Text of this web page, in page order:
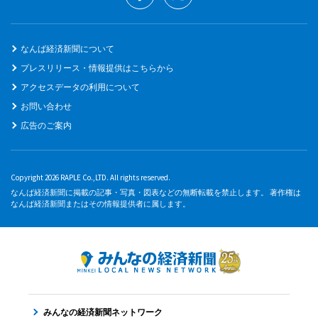
なんば経済新聞について
プレスリリース・情報提供はこちらから
アクセスデータの利用について
お問い合わせ
広告のご案内
Copyright 2026 RAPLE Co.,LTD. All rights reserved.
なんば経済新聞に掲載の記事・写真・図表などの無断転載を禁止します。 著作権は
なんば経済新聞またはその情報提供者に属します。
みんなの経済新聞ネットワーク